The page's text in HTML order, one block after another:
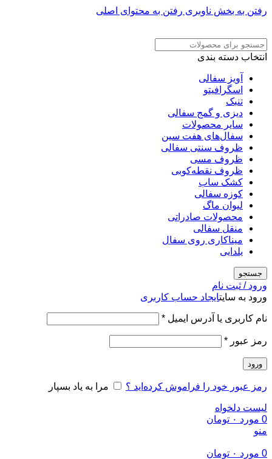
رفتن به بخش ناوبری رفتن به محتوای اصلی
انتخاب دسته بندی
آویز سفالی
اسگرافیتو
تنبک
دیزی و گمج سفالی
سایر محصولات
سفال‌های هفت‌ سین
ظروف سنتی سفالی
ظروف مسی
ظروف نقطه‌کوبی
کشک ساب
کوزه سفالی
لیوان ماگ
محصولات صادراتی
منقل سفالی
میناکاری روی سفال
یلدایی
جستجو
ورود / ثبت نام
ورود به سایتایجاد حساب کاربری
نام کاربری یا آدرس ایمیل *الزامی
رمز عبور *الزامی
ورود
رمز عبور خود را فراموش کرده‌اید ؟ مرا به یاد بسپار
لیست دلخواه
0 مورد ۰ تومان
منو
0 مورد ۰ تومان